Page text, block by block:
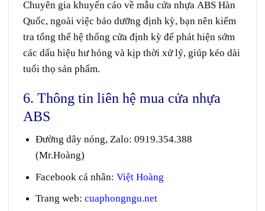
Chuyên gia khuyến cáo về mẫu cửa nhựa ABS Hàn
Quốc, ngoài việc bảo dưỡng định kỳ, bạn nên kiểm
tra tổng thể hệ thống cửa định kỳ để phát hiện sớm
các dấu hiệu hư hỏng và kịp thời xử lý, giúp kéo dài
tuổi thọ sản phẩm.
6. Thông tin liên hệ mua cửa nhựa
ABS
Đường dây nóng, Zalo: 0919.354.388
(Mr.Hoàng)
Facebook cá nhân: Việt Hoàng
Trang web: cuaphongngu.net